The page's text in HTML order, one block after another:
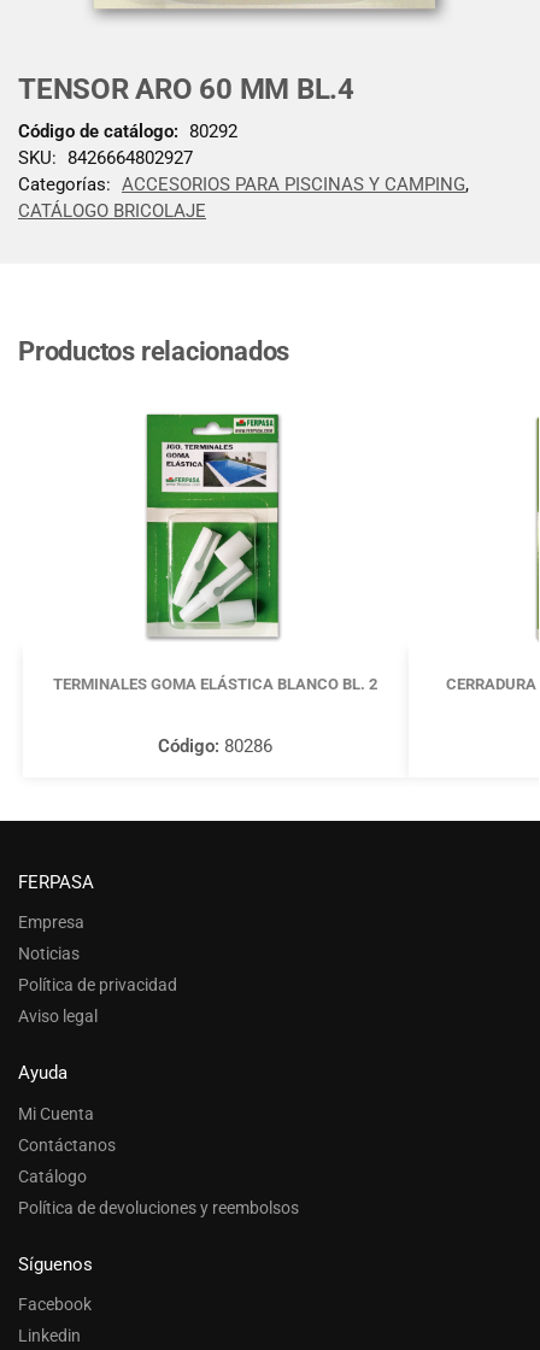
TENSOR ARO 60 MM BL.4
Código de catálogo: 80292
SKU: 8426664802927
Categorías: ACCESORIOS PARA PISCINAS Y CAMPING,
CATÁLOGO BRICOLAJE
Productos relacionados
TERMINALES GOMA ELÁSTICA BLANCO BL. 2
Código: 80286
FERPASA
Empresa
Noticias
Política de privacidad
Aviso legal
Ayuda
Mi Cuenta
Contáctanos
Catálogo
Política de devoluciones y reembolsos
Síguenos
Facebook
Linkedin